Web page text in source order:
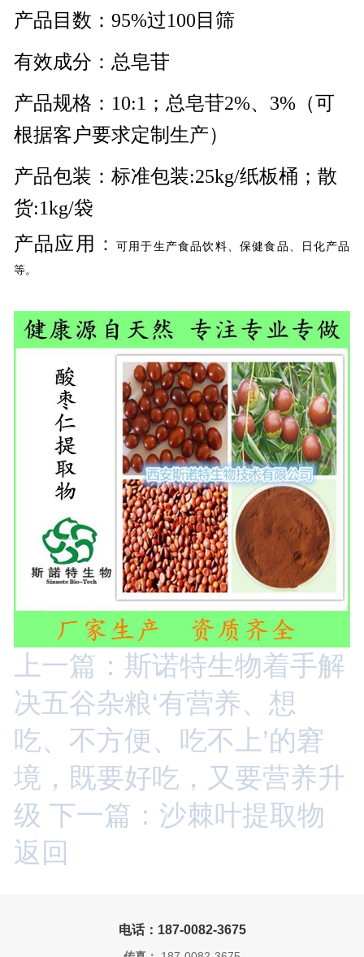
产品目数：95%过100目筛
有效成分：总皂苷
产品规格： 10:1； 总皂苷2%、3%（可
根据客户要求定制生产）
产品包装：标准包装:25kg/纸板桶；散
货:1kg/袋
产品应用 ：
可用于生产食品饮料、保健食品、日化产品
等。
上一篇：斯诺特生物着手解
决五谷杂粮‘有营养、想
吃、不方便、吃不上’的窘
境，既要好吃，又要营养升
级 下一篇：沙棘叶提取物
返回
电话：187-0082-3675